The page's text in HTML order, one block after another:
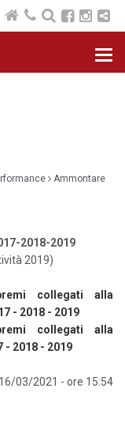
Ammontare
2018-2019
2019)
collegati alla
- 2018 - 2019
collegati alla
2018 - 2019
03/2021 - ore 15:54